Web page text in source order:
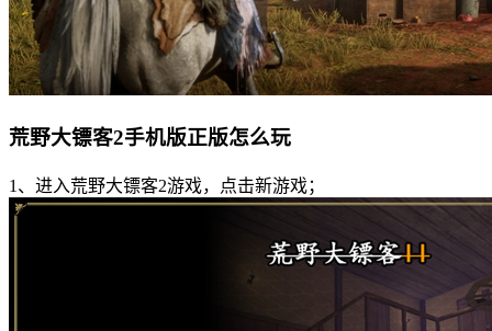
荒野大镖客2手机版正版怎么玩
1、进入荒野大镖客2游戏，点击新游戏；